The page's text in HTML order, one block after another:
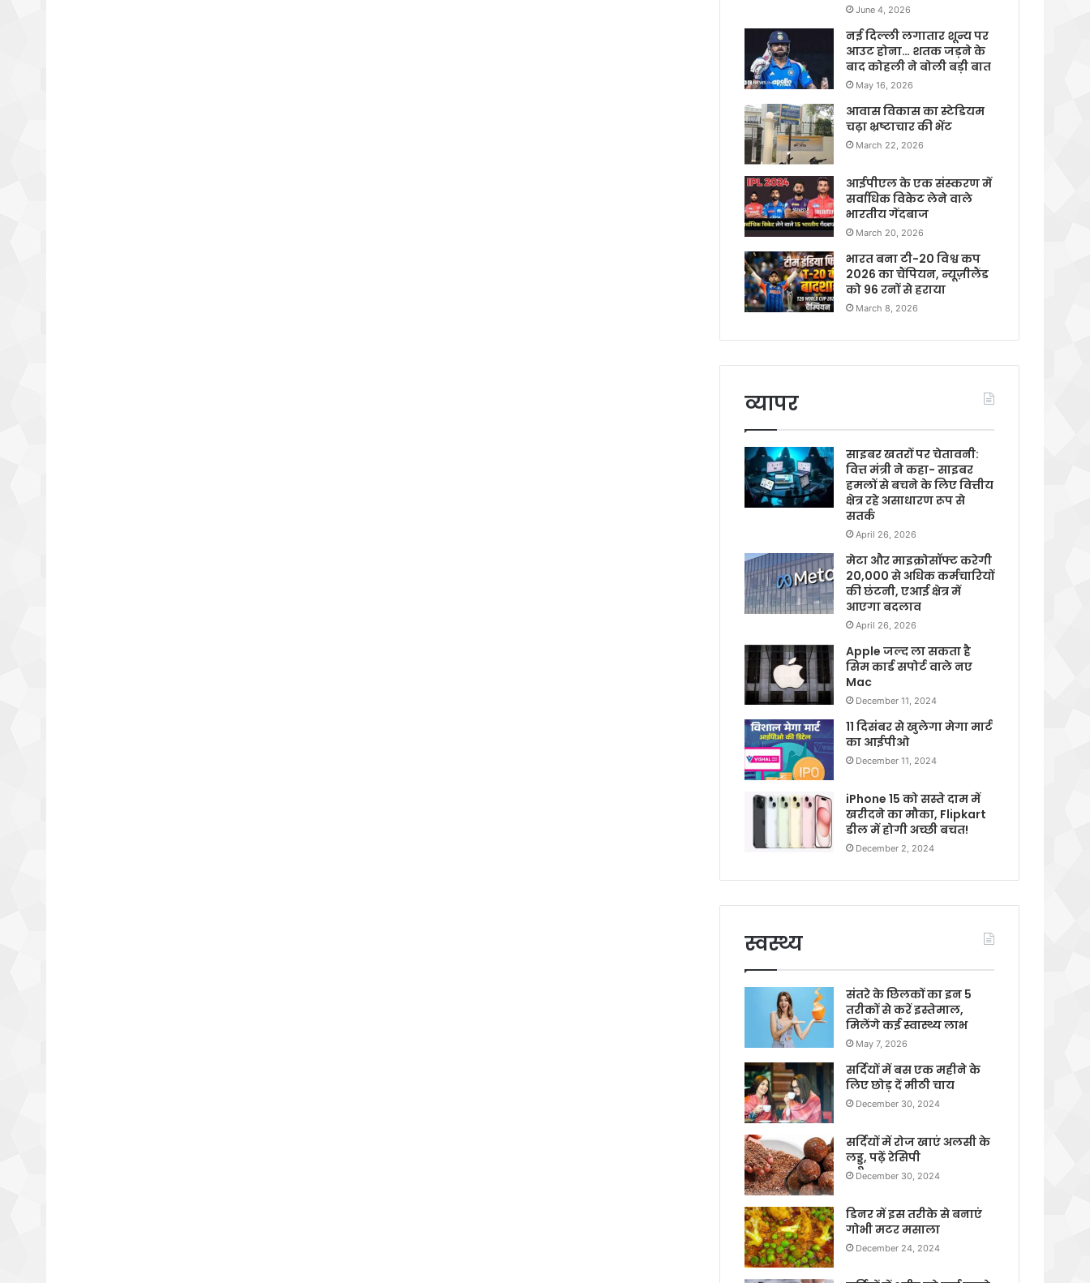
June 4, 2026
नई दिल्ली लगातार शून्य पर
आउट होना… शतक जड़ने के
बाद कोहली ने बोली बड़ी बात
May 16, 2026
आवास विकास का स्टेडियम
चढ़ा भ्रष्टाचार की भेंट
March 22, 2026
आईपीएल के एक संस्करण में
सर्वाधिक विकेट लेने वाले
भारतीय गेंदबाज
March 20, 2026
भारत बना टी-20 विश्व कप
2026 का चैंपियन, न्यूज़ीलैंड
को 96 रनों से हराया
March 8, 2026
व्यापर
साइबर खतरों पर चेतावनी:
वित्त मंत्री ने कहा- साइबर
हमलों से बचने के लिए वित्तीय
क्षेत्र रहे असाधारण रूप से
सतर्क
April 26, 2026
मेटा और माइक्रोसॉफ्ट करेगी
20,000 से अधिक कर्मचारियों
की छंटनी, एआई क्षेत्र में
आएगा बदलाव
April 26, 2026
Apple जल्द ला सकता है
सिम कार्ड सपोर्ट वाले नए
Mac
December 11, 2024
11 दिसंबर से खुलेगा मेगा मार्ट
का आईपीओ
December 11, 2024
iPhone 15 को सस्ते दाम में
खरीदने का मौका, Flipkart
डील में होगी अच्छी बचत!
December 2, 2024
स्वस्थ्य
संतरे के छिलकों का इन 5
तरीकों से करें इस्तेमाल,
मिलेंगे कई स्वास्थ्य लाभ
May 7, 2026
सर्दियों में बस एक महीने के
लिए छोड़ दें मीठी चाय
December 30, 2024
सर्दियों में रोज खाएं अलसी के
लड्डू, पढ़ें रेसिपी
December 30, 2024
डिनर में इस तरीके से बनाएं
गोभी मटर मसाला
December 24, 2024